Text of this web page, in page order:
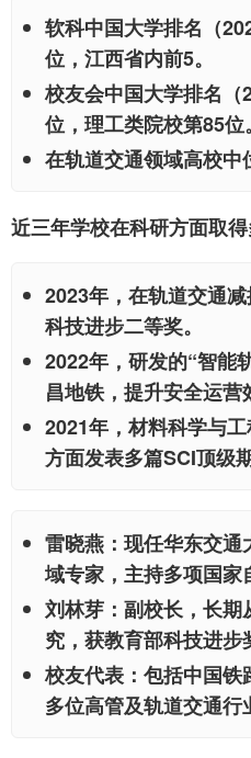
软科中国大学排名（
位，江西省内前5。
校友会中国大学排名
位，理工类院校第85位。
在轨道交通领域高校中
近三年学校在科研方面取得
2023年，在轨道交通
科技进步二等奖。
2022年，研发的“智能
昌地铁，提升安全运营
2021年，材料科学与
方面发表多篇SCI顶级
雷晓燕 ：现任华东交
域专家，主持多项国家
刘林芽 ：副校长，长
究，获教育部科技进步
校友代表 ：包括中国
多位高管及轨道交通行